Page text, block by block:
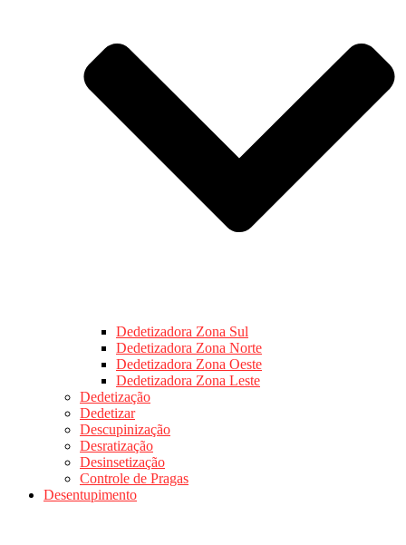
Dedetizadora Zona Sul
Dedetizadora Zona Norte
Dedetizadora Zona Oeste
Dedetizadora Zona Leste
Dedetização
Dedetizar
Descupinização
Desratização
Desinsetização
Controle de Pragas
Desentupimento